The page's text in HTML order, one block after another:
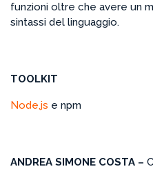
funzioni oltre che avere un
sintassi del linguaggio.
TOOLKIT
Node.js e npm
ANDREA SIMONE COSTA –